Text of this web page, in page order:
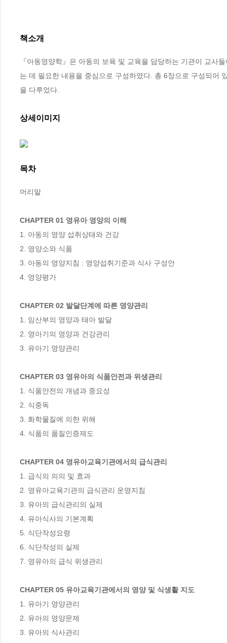
책소개
『아동영양학』은 아동의 보육 및 교육을 담당하는 기관이 교사
는 데 필요한 내용을 중심으로 구성하였다. 총 6장으로 구성되어
을 다루었다.
상세이미지
목차
머리말
CHAPTER 01 영유아 영양의 이해
1. 아동의 영양 섭취상태와 건강
2. 영양소와 식품
3. 아동의 영양지침 : 영양섭취기준과 식사 구성안
4. 영양평가
CHAPTER 02 발달단계에 따른 영양관리
1. 임산부의 영양과 태아 발달
2. 영아기의 영양과 건강관리
3. 유아기 영양관리
CHAPTER 03 영유아의 식품안전과 위생관리
1. 식품안전의 개념과 중요성
2. 식중독
3. 화학물질에 의한 위해
4. 식품의 품질인증제도
CHAPTER 04 영유아교육기관에서의 급식관리
1. 급식의 의의 및 효과
2. 영유아교육기관의 급식관리 운영지침
3. 유아의 급식관리의 실제
4. 유아식사의 기본계획
5. 식단작성요령
6. 식단작성의 실제
7. 영유아의 급식 위생관리
CHAPTER 05 유아교육기관에서의 영양 및 식생활 지도
1. 유아기 영양관리
2. 유아의 영양문제
3. 유아의 식사관리